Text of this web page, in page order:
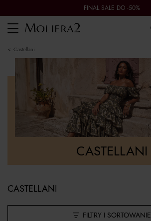
FINAL SALE DO -50%
Toggle
navigation
Castellani
CASTELLANI
FILTRY I SORTOWANIE
CASTELLANI